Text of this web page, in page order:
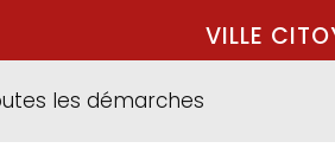
VILLE
les démarches